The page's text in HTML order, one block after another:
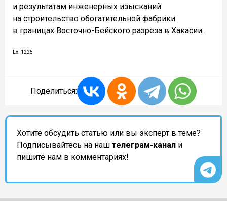
и результатам инженерных изысканий
на строительство обогатительной фабрики
в границах Восточно-Бейского разреза в Хакасии.
Lx: 1225
Поделиться:
Хотите обсудить статью или вы эксперт в теме?
Подписывайтесь на наш телеграм-канал и
пишите нам в комментариях!